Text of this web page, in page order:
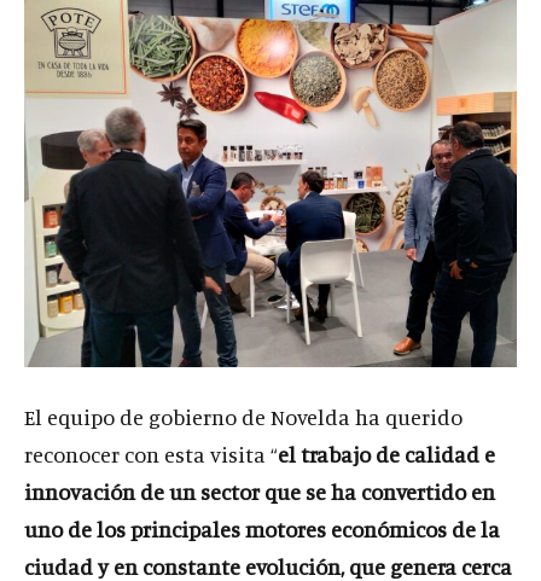
El equipo de gobierno de Novelda ha querido
reconocer con esta visita “el trabajo de calidad e
innovación de un sector que se ha convertido en
uno de los principales motores económicos de la
ciudad y en constante evolución, que genera cerca